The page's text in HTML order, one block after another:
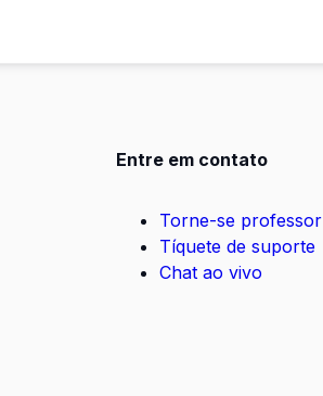
Entre em contato
Torne-se professor
Tíquete de suporte
Chat ao vivo